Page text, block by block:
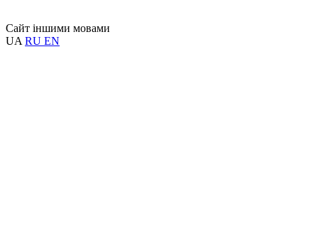
Сайт іншими мовами
UA RU EN